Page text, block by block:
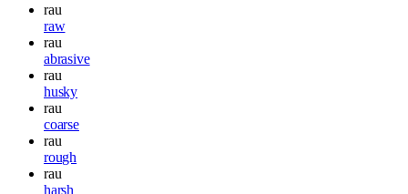
rau
raw
rau
abrasive
rau
husky
rau
coarse
rau
rough
rau
harsh